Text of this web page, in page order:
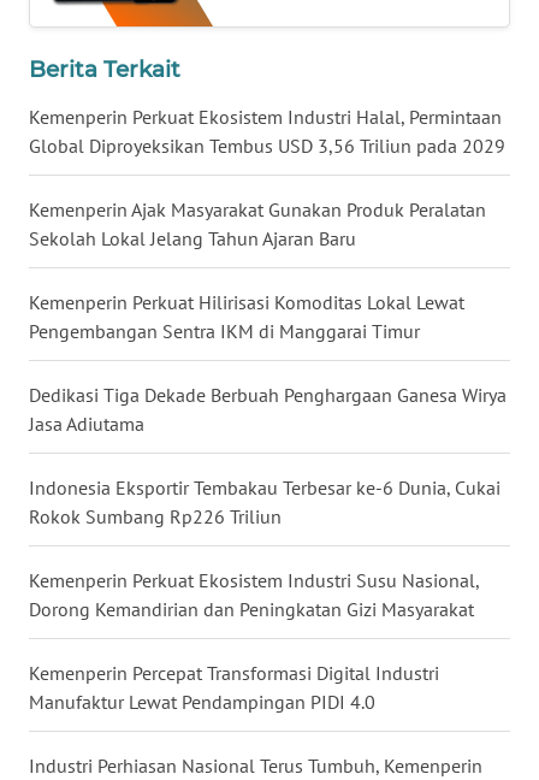
Berita Terkait
Kemenperin Perkuat Ekosistem Industri Halal, Permintaan
Global Diproyeksikan Tembus USD 3,56 Triliun pada 2029
Kemenperin Ajak Masyarakat Gunakan Produk Peralatan
Sekolah Lokal Jelang Tahun Ajaran Baru
Kemenperin Perkuat Hilirisasi Komoditas Lokal Lewat
Pengembangan Sentra IKM di Manggarai Timur
Dedikasi Tiga Dekade Berbuah Penghargaan Ganesa Wirya
Jasa Adiutama
Indonesia Eksportir Tembakau Terbesar ke-6 Dunia, Cukai
Rokok Sumbang Rp226 Triliun
Kemenperin Perkuat Ekosistem Industri Susu Nasional,
Dorong Kemandirian dan Peningkatan Gizi Masyarakat
Kemenperin Percepat Transformasi Digital Industri
Manufaktur Lewat Pendampingan PIDI 4.0
Industri Perhiasan Nasional Terus Tumbuh, Kemenperin
WN
WN
KALSEL
WN
KALTIM
SULSEL
GORONTALO
SULUT
MALUKU
MALUT
WN
DAIRI